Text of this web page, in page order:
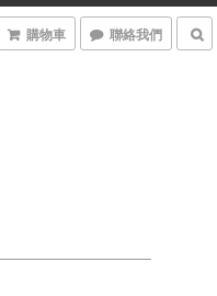
購物車 聯絡我們